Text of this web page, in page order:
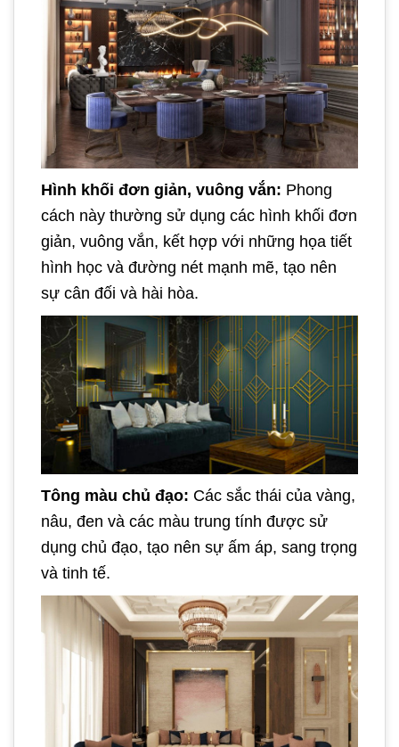
Hình khối đơn giản, vuông vắn: Phong
cách này thường sử dụng các hình khối đơn
giản, vuông vắn, kết hợp với những họa tiết
hình học và đường nét mạnh mẽ, tạo nên
sự cân đối và hài hòa.
Tông màu chủ đạo: Các sắc thái của vàng,
nâu, đen và các màu trung tính được sử
dụng chủ đạo, tạo nên sự ấm áp, sang trọng
và tinh tế.